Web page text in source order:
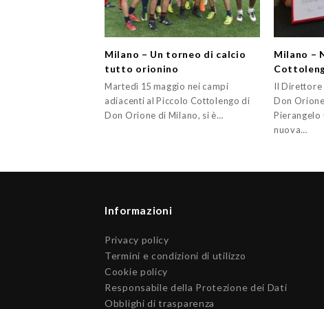
Milano – Un torneo di calcio
tutto orionino
Martedì 15 maggio nei campi
adiacenti al Piccolo Cottolengo di
Don Orione di Milano, si è…
Milano –
Il Direttore
Don
Pierangelo
nuova…
Informazioni
Privacy policy
Termini e condizioni di utilizzo
Cookie policy
Responsabile della Protezione dei Dati
Obblighi di trasparenza